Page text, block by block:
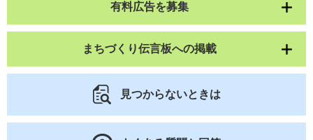
有料広告を募集
まちづくり伝言板への掲載
見つからないときは